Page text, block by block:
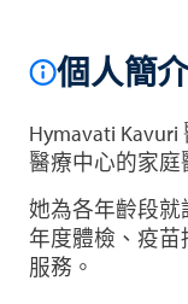
個人簡
Hymavati
醫療中心的家庭
她為各年齡段就
年度體檢、疫
服務。